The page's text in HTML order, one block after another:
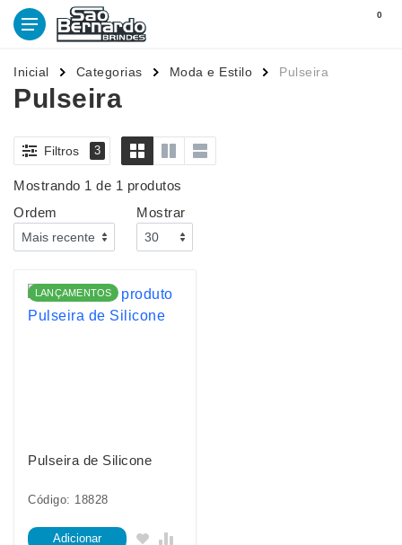
0
Inicial Categorias Moda e Estilo Pulseira
Pulseira
Filtros 3
Mostrando 1 de 1 produtos
Ordem
Mostrar
LANÇAMENTOS
Pulseira de Silicone
Código: 18828
Adicionar